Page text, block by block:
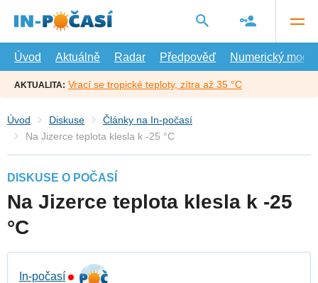
hlavní
Úvod
Aktuálně Radar Předpověď Numerický model
AKTUALITA: Vrací se tropické teploty, zítra až 35 °C
Úvod Diskuse
Články na In-počasí
Na Jizerce teplota klesla k -25 °C
DISKUSE O POČASÍ
Na Jizerce teplota klesla k -25
°C
In-počasí